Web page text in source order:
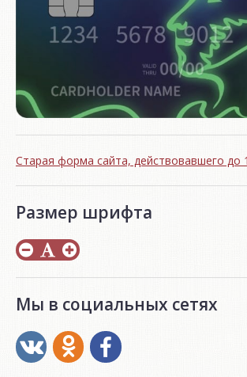
Старая форма сайта, действовавшего до
Размер шрифта
Мы в социальных сетях